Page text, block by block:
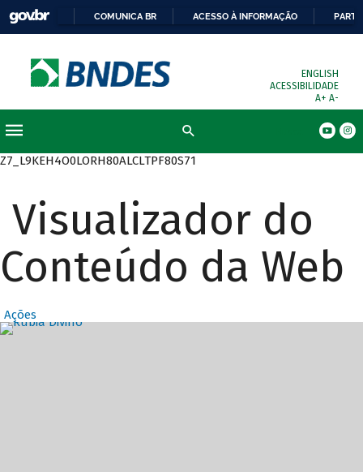
COMUNICA BR ACESSO À INFORMAÇÃO
ENGLISH
ACESSIBILIDADE
A+ A-
Z7_L9KEH4O0LORH80ALCLTPF80S71
Visualizador do
Conteúdo da Web
Ações
Destaques